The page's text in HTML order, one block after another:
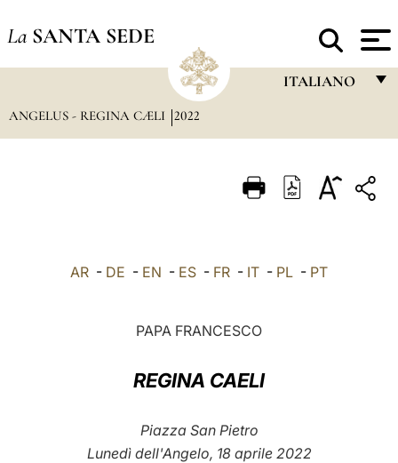
La SANTA SEDE
ITALIANO
ITALIANO
ANGELUS - REGINA CÆLI 2022
AR - DE - EN - ES - FR - IT - PL - PT
PAPA FRANCESCO
REGINA CAELI
Piazza San Pietro
Lunedì dell'Angelo, 18 aprile 2022